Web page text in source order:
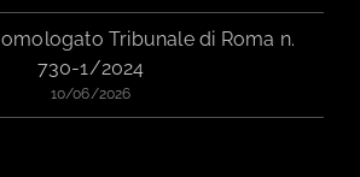
Tribunale di Roma n.
730-1/2024
10/06/2026